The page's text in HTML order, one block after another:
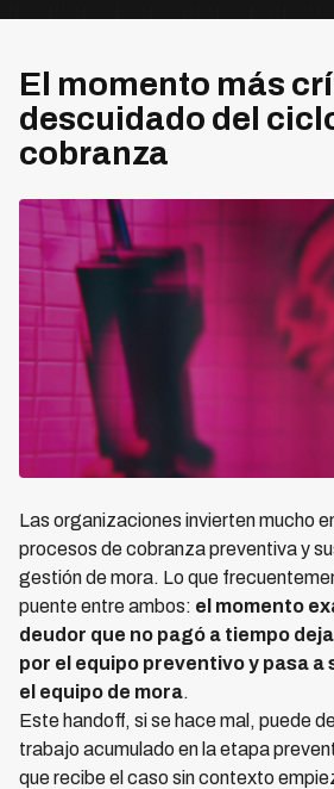
El momento más
descuidado del
cobranza
Las organizaciones invierten mucho
procesos de cobranza preventiva y
gestión de mora. Lo que
puente entre ambos: el momento
deudor que no pagó a tiempo
por el equipo preventivo y pasa
el equipo de mora.
Este handoff, si se hace mal, puede
trabajo acumulado en la etapa
que recibe el caso sin contexto